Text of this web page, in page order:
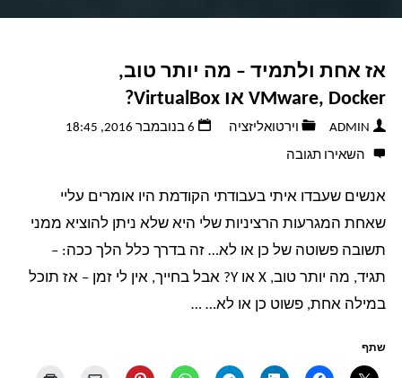
אז אחת ולתמיד – מה יותר טוב,
VMware, Docker או VirtualBox?
ADMIN וירטואליזציה
6 בנובמבר 2016, 18:45
השאירו תגובה
אנשים שעבדו איתי בעבודתי הקודמת היו אומרים עליי
שאחת המגרעות הרציניות שלי היא שלא ניתן להוציא ממני
תשובה פשוטה של כן או לא… זה בדרך כלל הלך ככה: –
תגיד, מה יותר טוב, X או Y? אבל בחייך, אין לי זמן – אז תוכל
במילה אחת, פשוט כן או לא… …
שתף